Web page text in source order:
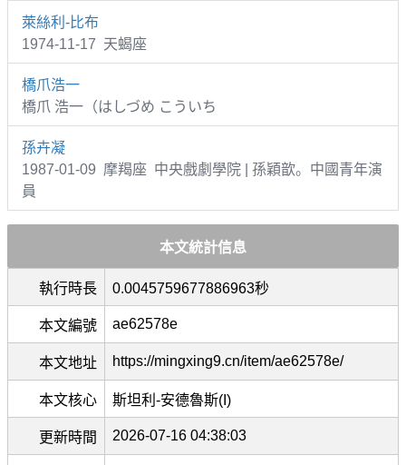
萊絲利-比布
1974-11-17 天蝎座
橋爪浩一
橋爪 浩一（はしづめ こういち
孫卉凝
1987-01-09 摩羯座 中央戲劇學院 | 孫穎歆。中國青年演
員
本文統計信息
執行時長 0.0045759677886963秒
本文編號 ae62578e
本文地址 https://mingxing9.cn/item/ae62578e/
本文核心 斯坦利-安德魯斯(I)
更新時間 2026-07-16 04:38:03